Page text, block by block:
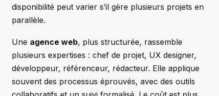
disponibilité peut varier s’il gère plusieurs projets en
parallèle.
Une agence web, plus structurée, rassemble
plusieurs expertises : chef de projet, UX designer,
développeur, référenceur, rédacteur. Elle applique
souvent des processus éprouvés, avec des outils